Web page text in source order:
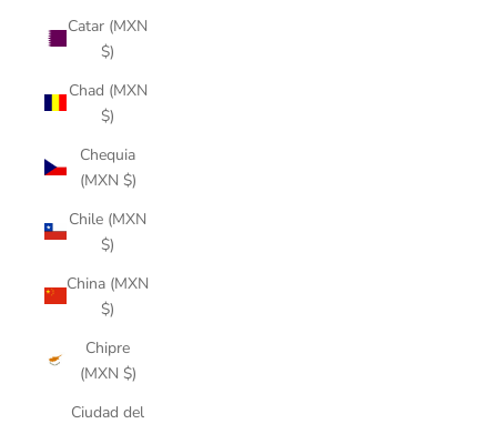
Catar (MXN
$)
Chad (MXN
$)
Chequia
(MXN $)
Chile (MXN
$)
China (MXN
$)
Chipre
(MXN $)
Ciudad del